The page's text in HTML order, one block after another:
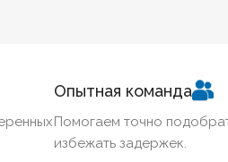
Опытная команда
Помогаем точно
избежать задержек.